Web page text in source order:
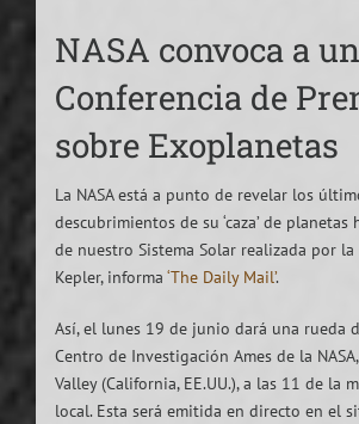
NASA convoca a
Conferencia de
sobre Exoplanetas
La NASA está a punto de revelar los
descubrimientos de su ‘caza’ de
de nuestro Sistema Solar realizada por
Kepler, informa ‘The Daily Mail’.
Así, el lunes 19 de junio dará una rueda
Centro de Investigación Ames de la
Valley (California, EE.UU.), a las 11 de la
local. Esta será emitida en directo en el